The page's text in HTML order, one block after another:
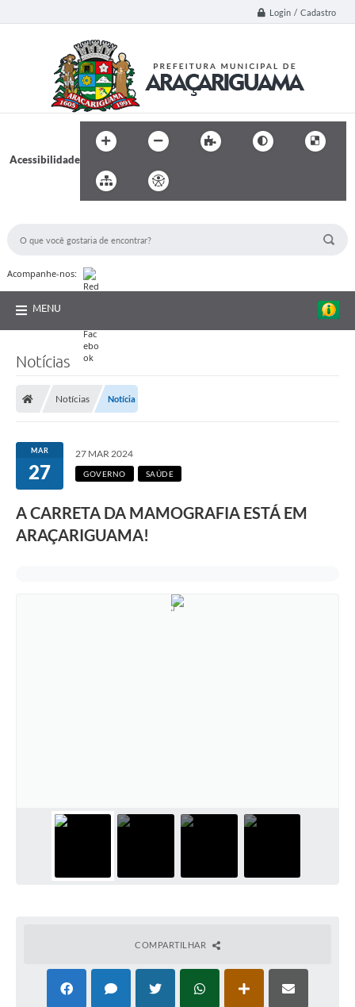
Login / Cadastro
Acessibilidade
Acompanhe-nos:
MENU
Notícias
Notícias Notícia
MAR
27
27 MAR 2024
GOVERNO SAÚDE
A CARRETA DA MAMOGRAFIA ESTÁ EM
ARAÇARIGUAMA!
COMPARTILHAR